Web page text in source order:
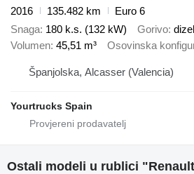
2016
135.482 km
Euro 6
Snaga 180 k.s. (132 kW) Gorivo dizel
Volumen 45,51 m³ Osovinska
Španjolska, Alcasser (Valencia)
Yourtrucks Spain
Ostali modeli u rublici